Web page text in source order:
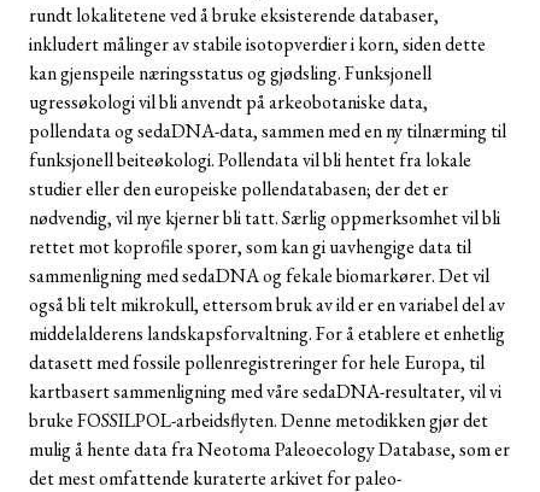
rundt lokalitetene ved å bruke eksisterende databaser,
inkludert målinger av stabile isotopverdier i korn, siden dette
kan gjenspeile næringsstatus og gjødsling. Funksjonell
ugressøkologi vil bli anvendt på arkeobotaniske data,
pollendata og sedaDNA-data, sammen med en ny tilnærming til
funksjonell beiteøkologi. Pollendata vil bli hentet fra lokale
studier eller den europeiske pollendatabasen; der det er
nødvendig, vil nye kjerner bli tatt. Særlig oppmerksomhet vil bli
rettet mot koprofile sporer, som kan gi uavhengige data til
sammenligning med sedaDNA og fekale biomarkører. Det vil
også bli telt mikrokull, ettersom bruk av ild er en variabel del av
middelalderens landskapsforvaltning. For å etablere et enhetlig
datasett med fossile pollenregistreringer for hele Europa, til
kartbasert sammenligning med våre sedaDNA-resultater, vil vi
bruke FOSSILPOL-arbeidsflyten. Denne metodikken gjør det
mulig å hente data fra Neotoma Paleoecology Database, som er
det mest omfattende kuraterte arkivet for paleo-